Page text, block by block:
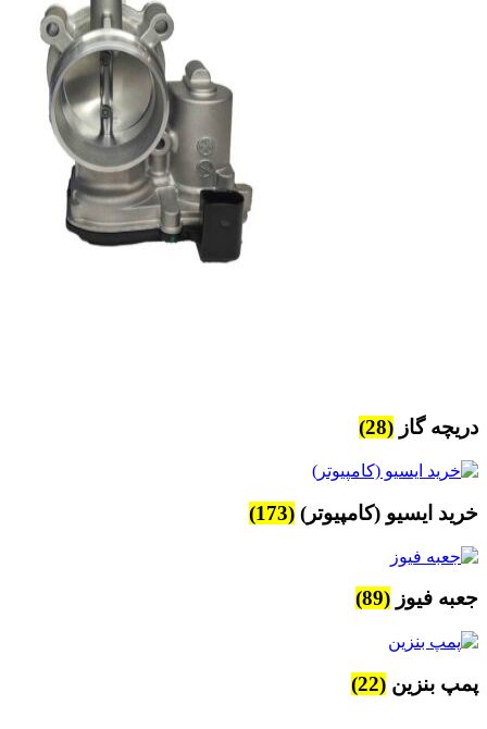
دریچه گاز (28)
خرید ایسیو (کامپیوتر) (173)
جعبه فیوز (89)
پمپ بنزین (22)